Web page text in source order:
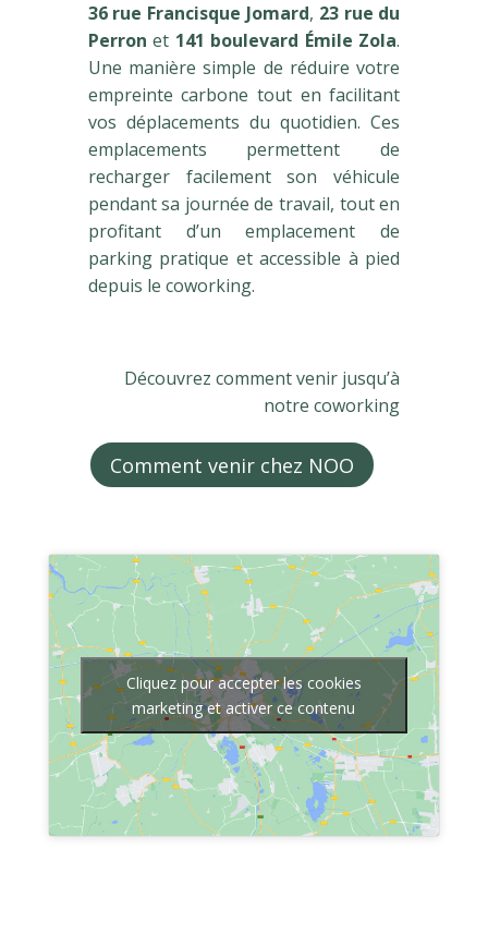
36 rue Francisque Jomard, 23 rue du
Perron et 141 boulevard Émile Zola.
Une manière simple de réduire votre
empreinte carbone tout en facilitant
vos déplacements du quotidien. Ces
emplacements permettent de
recharger facilement son véhicule
pendant sa journée de travail, tout en
profitant d’un emplacement de
parking pratique et accessible à pied
depuis le coworking.
Découvrez comment venir jusqu’à
notre coworking
Comment venir chez NOO
Cliquez pour accepter les cookies
marketing et activer ce contenu